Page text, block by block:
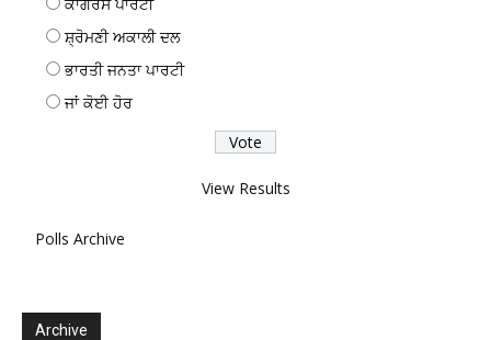
ਸ਼੍ਰੋਮਣੀ ਅਕਾਲੀ ਦਲ
ਭਾਰਤੀ ਜਨਤਾ ਪਾਰਟੀ
ਜਾਂ ਕੋਈ ਹੋਰ
View Results
Polls Archive
Archive